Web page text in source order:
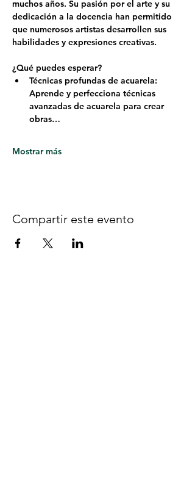
muchos años. Su pasión por el arte y su
dedicación a la docencia han permitido
que numerosos artistas desarrollen sus
habilidades y expresiones creativas.
¿Qué puedes esperar?
Técnicas profundas de acuarela:
Aprende y perfecciona técnicas
avanzadas de acuarela para crear
obras…
Mostrar más
Compartir este evento